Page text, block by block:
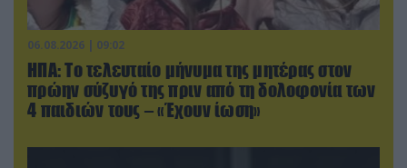
06.08.2026 | 09:02
ΗΠΑ: Το τελευταίο μήνυμα της μητέρας στον
πρώην σύζυγό της πριν από τη δολοφονία των
4 παιδιών τους – «Έχουν ίωση»